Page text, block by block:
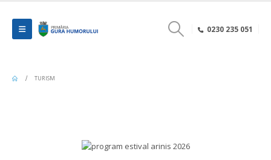
0230 235 051
TURISM